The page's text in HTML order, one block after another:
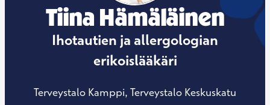
Tiina Hämäläinen
Ihotautien ja allergologian
erikoislääkäri
Terveystalo Kamppi, Terveystalo Keskuskatu